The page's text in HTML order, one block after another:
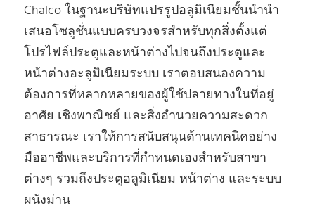
Chalco ในฐานะบริษัทแปรรูปอลูมิเนียมชั้นนํานํา
เสนอโซลูชั่นแบบครบวงจรสําหรับทุกสิ่งตั้งแต่
โปรไฟล์ประตูและหน้าต่างไปจนถึงประตูและ
หน้าต่างอะลูมิเนียมระบบ เราตอบสนองความ
ต้องการที่หลากหลายของผู้ใช้ปลายทางในที่อยู่
อาศัย เชิงพาณิชย์ และสิ่งอํานวยความสะดวก
สาธารณะ เราให้การสนับสนุนด้านเทคนิคอย่าง
มืออาชีพและบริการที่กําหนดเองสําหรับสาขา
ต่างๆ รวมถึงประตูอลูมิเนียม หน้าต่าง และระบบ
ผนังม่าน